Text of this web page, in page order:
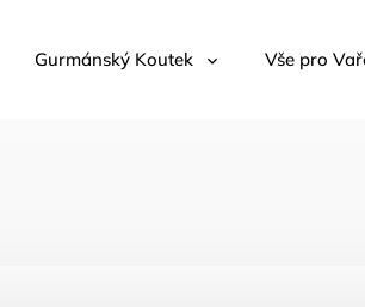
Gurmánský Koutek Vše pro